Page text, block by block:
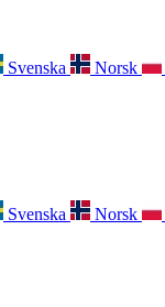
Svenska Norsk
Svenska Norsk